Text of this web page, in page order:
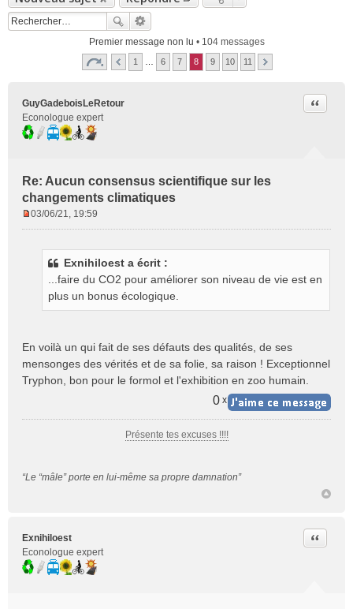
Premier message non lu • 104 messages
1 6 7 8 9 10 11
GuyGadeboisLeRetour
Econologue expert
Re: Aucun consensus scientifique sur les
changements climatiques
Citer
n
l
u
03/06/21, 19:59
Exnihiloest a écrit :
...faire du CO2 pour améliorer son niveau de vie est en
plus un bonus écologique.
En voilà un qui fait de ses défauts des qualités, de ses
mensonges des vérités et de sa folie, sa raison ! Exceptionnel
Tryphon, bon pour le formol et l'exhibition en zoo humain.
0 x
Présente tes excuses !!!!
“Le “mâle” porte en lui-même sa propre damnation”
Exnihiloest
Econologue expert
Citer